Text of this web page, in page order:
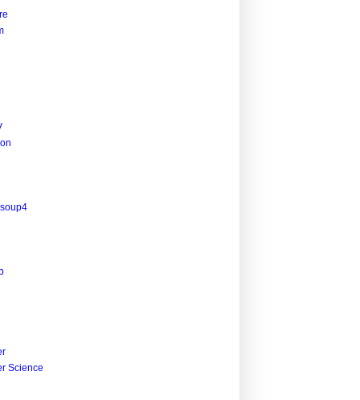
Science